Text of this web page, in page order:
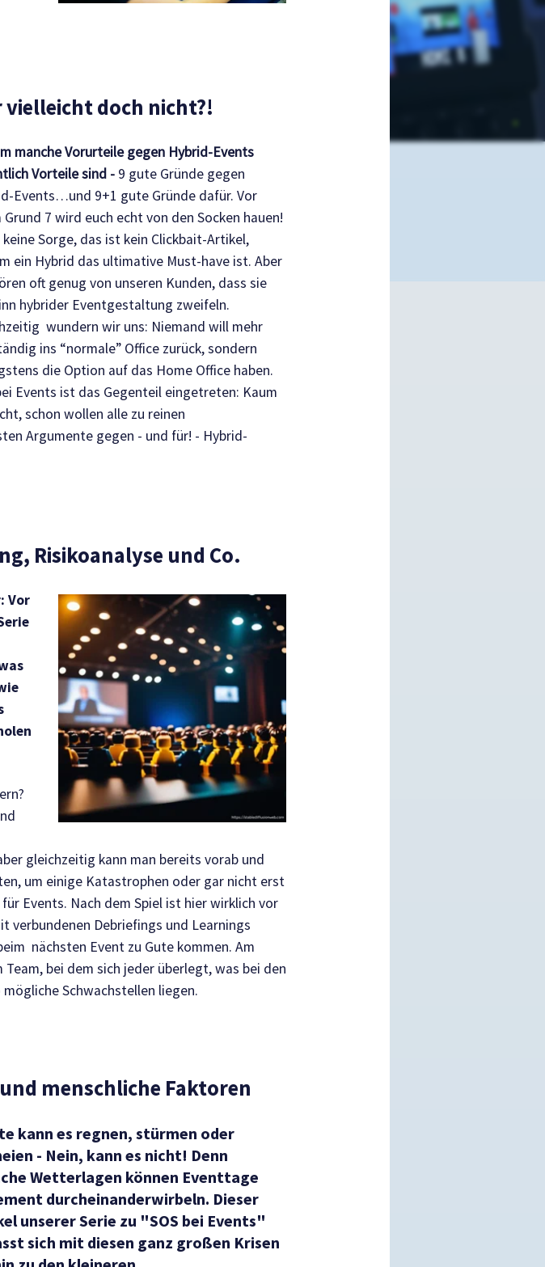
vielleicht doch nicht?!
manche Vorurteile gegen Hybrid-Events
Vorteile sind - 9 gute Gründe gegen
Events…und 9+1 gute Gründe dafür. Vor
Grund 7 wird euch echt von den Socken hauen!
keine Sorge, das ist kein Clickbait-Artikel,
ein Hybrid das ultimative Must-have ist. Aber
oft genug von unseren Kunden, dass sie
hybrider Eventgestaltung zweifeln.
wundern wir uns: Niemand will mehr
ins “normale” Office zurück, sondern
die Option auf das Home Office haben.
Events ist das Gegenteil eingetreten: Kaum
schon wollen alle zu reinen
Argumente gegen - und für! - Hybrid-
Risikoanalyse und Co.
Vor
gleichzeitig kann man bereits vorab und
um einige Katastrophen oder gar nicht erst
Events. Nach dem Spiel ist hier wirklich vor
verbundenen Debriefings und Learnings
nächsten Event zu Gute kommen. Am
bei dem sich jeder überlegt, was bei den
Schwachstellen liegen.
menschliche Faktoren
kann es regnen, stürmen oder
- Nein, kann es nicht! Denn
Wetterlagen können Eventtage
durcheinanderwirbeln. Dieser
unserer Serie zu "SOS bei Events"
sich mit diesen ganz großen Krisen